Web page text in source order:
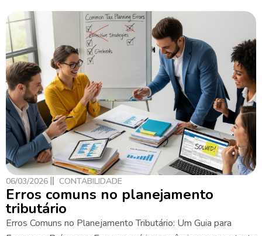
06/03/2026 CONTABILIDADE
Erros comuns no planejamento
tributário
Erros Comuns no Planejamento Tributário: Um Guia para